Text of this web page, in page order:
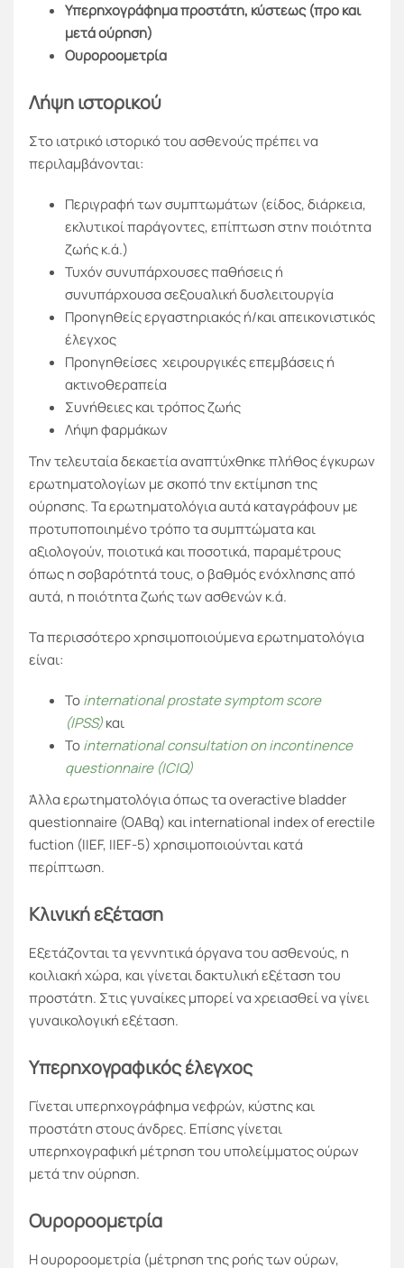
Υπερηχογράφημα προστάτη, κύστεως (προ και
μετά ούρηση)
Ουροροομετρία
Λήψη ιστορικού
Στο ιατρικό ιστορικό του ασθενούς πρέπει να
περιλαμβάνονται:
Περιγραφή των συμπτωμάτων (είδος, διάρκεια,
εκλυτικοί παράγοντες, επίπτωση στην ποιότητα
ζωής κ.ά.)
Τυχόν συνυπάρχουσες παθήσεις ή
συνυπάρχουσα σεξουαλική δυσλειτουργία
Προηγηθείς εργαστηριακός ή/και απεικονιστικός
έλεγχος
Προηγηθείσες χειρουργικές επεμβάσεις ή
ακτινοθεραπεία
Συνήθειες και τρόπος ζωής
Λήψη φαρμάκων
Την τελευταία δεκαετία αναπτύχθηκε πλήθος έγκυρων
ερωτηματολογίων με σκοπό την εκτίμηση της
ούρησης. Τα ερωτηματολόγια αυτά καταγράφουν με
προτυποποιημένο τρόπο τα συμπτώματα και
αξιολογούν, ποιοτικά και ποσοτικά, παραμέτρους
όπως η σοβαρότητά τους, ο βαθμός ενόχλησης από
αυτά, η ποιότητα ζωής των ασθενών κ.ά.
Τα περισσότερο χρησιμοποιούμενα ερωτηματολόγια
είναι:
Τοinternational prostate symptom score
(IPSS)και
Τοinternational consultation on incontinence
questionnaire (ICIQ)
Άλλα ερωτηματολόγια όπως τα overactive bladder
questionnaire (OABq) και international index of erectile
fuction (IIEF, IIEF-5) χρησιμοποιούνται κατά
περίπτωση.
Κλινική εξέταση
Εξετάζονται τα γεννητικά όργανα του ασθενούς, η
κοιλιακή χώρα, και γίνεται δακτυλική εξέταση του
προστάτη. Στις γυναίκες μπορεί να χρειασθεί να γίνει
γυναικολογική εξέταση.
Υπερηχογραφικός έλεγχος
Γίνεται υπερηχογράφημα νεφρών, κύστης και
προστάτη στους άνδρες. Επίσης γίνεται
υπερηχογραφική μέτρηση του υπολείμματος ούρων
μετά την ούρηση.
Ουροροομετρία
Η ουροροομετρία (μέτρηση της ροής των ούρων,